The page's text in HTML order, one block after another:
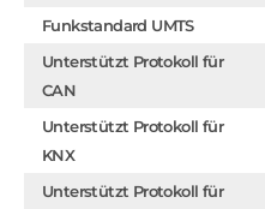
Funkstandard UMTS
Unterstützt Protokoll für
CAN
Unterstützt Protokoll für
KNX
Unterstützt Protokoll für